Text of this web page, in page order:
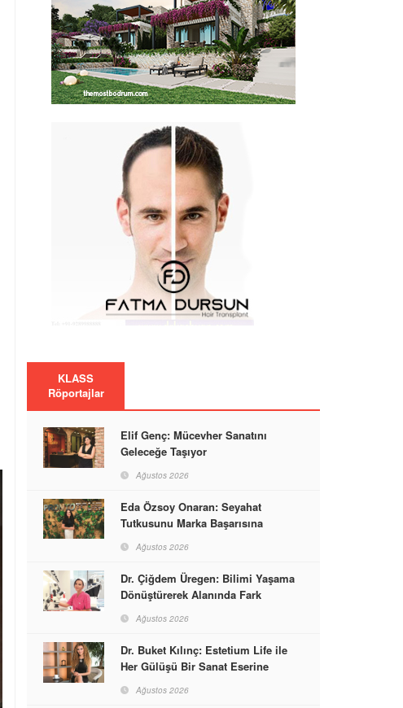
KLASS
Röportajlar
Elif Genç: Mücevher Sanatını
Geleceğe Taşıyor
Ağustos 2026
Eda Özsoy Onaran: Seyahat
Tutkusunu Marka Başarısına
Ağustos 2026
Dr. Çiğdem Üregen: Bilimi Yaşama
Dönüştürerek Alanında Fark
Ağustos 2026
Dr. Buket Kılınç: Estetium Life ile
Her Gülüşü Bir Sanat Eserine
Ağustos 2026